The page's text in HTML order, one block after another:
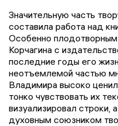
Значительную часть
составила работа над
Особенно
Корчагина с
последние годы его
неотъемлемой частью
Владимира высоко
тонко чувствовать их
визуализировал строки,
духовным союзником